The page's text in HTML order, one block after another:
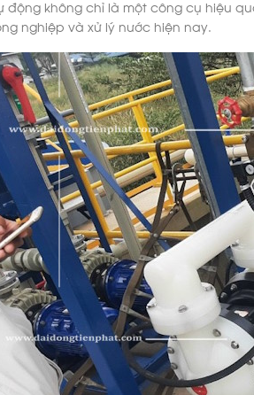
động không chỉ là một công cụ hiệu
nghiệp và xử lý nước hiện nay.